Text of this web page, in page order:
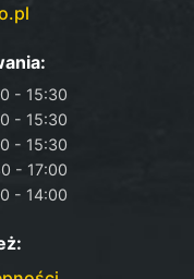
- 15:30
- 15:30
- 15:30
- 17:00
- 14:00